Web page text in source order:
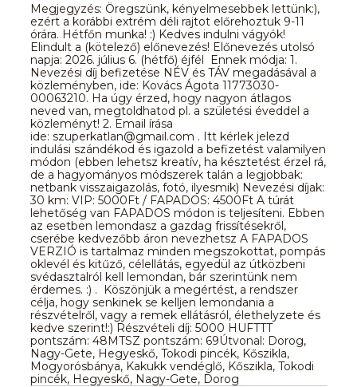
Megjegyzés: Öregszünk, kényelmesebbek lettünk:),
ezért a korábbi extrém déli rajtot előrehoztuk 9-11
órára. Hétfőn munka! :) Kedves indulni vágyók!
Elindult a (kötelező) előnevezés! Előnevezés utolsó
napja: 2026. július 6. (hétfő) éjfél Ennek módja: 1.
Nevezési díj befizetése NÉV és TÁV megadásával a
közleményben, ide: Kovács Ágota 11773030-
00063210. Ha úgy érzed, hogy nagyon átlagos
neved van, megtoldhatod pl. a születési éveddel a
közleményt! 2. Email írása
ide: szuperkatlan@gmail.com . Itt kérlek jelezd
indulási szándékod és igazold a befizetést valamilyen
módon (ebben lehetsz kreatív, ha késztetést érzel rá,
de a hagyományos módszerek talán a legjobbak:
netbank visszaigazolás, fotó, ilyesmik) Nevezési díjak:
30 km: VIP: 5000Ft / FAPADOS: 4500Ft A túrát
lehetőség van FAPADOS módon is teljesíteni. Ebben
az esetben lemondasz a gazdag frissítésekről,
cserébe kedvezőbb áron nevezhetsz A FAPADOS
VERZIÓ is tartalmaz minden megszokottat, pompás
oklevél és kitűző, célellátás, egyedül az útközbeni
svédasztalról kell lemondan, bár szerintünk nem
érdemes. :) . Köszönjük a megértést, a rendszer
célja, hogy senkinek se kelljen lemondania a
részvételről, vagy a remek ellátásról, élethelyzete és
kedve szerint!:) Részvételi díj: 5000 HUFTTT
pontszám: 48MTSZ pontszám: 69Útvonal: Dorog,
Nagy-Gete, Hegyeskő, Tokodi pincék, Kőszikla,
Mogyorósbánya, Kakukk vendéglő, Kőszikla, Tokodi
pincék, Hegyeskő, Nagy-Gete, Dorog